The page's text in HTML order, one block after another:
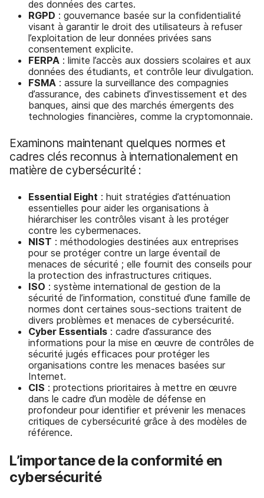
des données des cartes.
RGPD : gouvernance basée sur la confidentialité
visant à garantir le droit des utilisateurs à refuser
l’exploitation de leur données privées sans
consentement explicite.
FERPA : limite l’accès aux dossiers scolaires et aux
données des étudiants, et contrôle leur divulgation.
FSMA : assure la surveillance des compagnies
d’assurance, des cabinets d’investissement et des
banques, ainsi que des marchés émergents des
technologies financières, comme la cryptomonnaie.
Examinons maintenant quelques normes et
cadres clés reconnus à internationalement en
matière de cybersécurité :
Essential Eight : huit stratégies d’atténuation
essentielles pour aider les organisations à
hiérarchiser les contrôles visant à les protéger
contre les cybermenaces.
NIST : méthodologies destinées aux entreprises
pour se protéger contre un large éventail de
menaces de sécurité ; elle fournit des conseils pour
la protection des infrastructures critiques.
ISO : système international de gestion de la
sécurité de l’information, constitué d’une famille de
normes dont certaines sous-sections traitent de
divers problèmes et menaces de cybersécurité.
Cyber Essentials : cadre d’assurance des
informations pour la mise en œuvre de contrôles de
sécurité jugés efficaces pour protéger les
organisations contre les menaces basées sur
Internet.
CIS : protections prioritaires à mettre en œuvre
dans le cadre d’un modèle de défense en
profondeur pour identifier et prévenir les menaces
critiques de cybersécurité grâce à des modèles de
référence.
L’importance de la conformité en
cybersécurité